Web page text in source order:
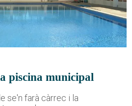
piscina municipal
se'n farà càrrec i la